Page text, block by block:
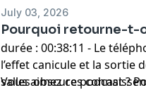
July 03, 2026
Pourquoi retourne-t-
durée : 00:38:11 - Le
l’effet canicule et la sortie
salles obscures
Vous aimez ce podcast ?